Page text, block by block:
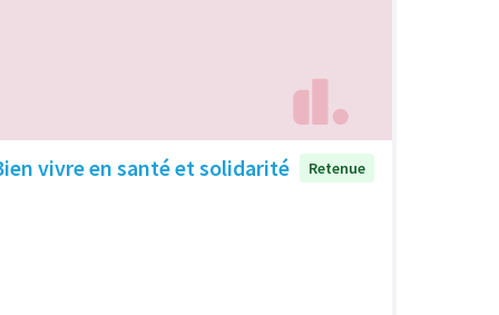
vivre en santé et solidarité Retenue